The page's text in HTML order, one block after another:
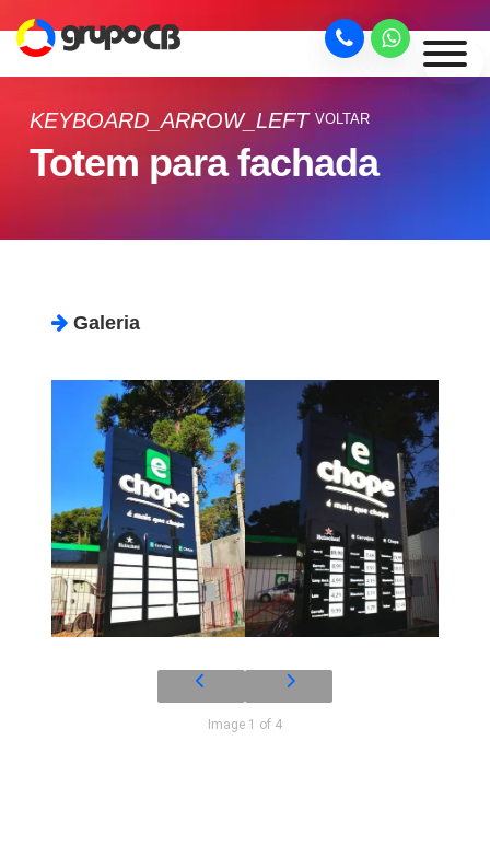
KEYBOARD_ARROW_LEFT VOLTAR
Totem para fachada
Galeria
Image 1 of 4